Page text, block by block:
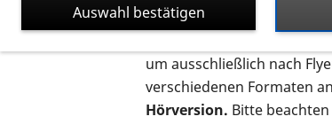
Auf dieser Seite finden
um ausschließlich nach
verschiedenen Formaten
Hörversion. Bitte beachten
Auswahl bestätigen